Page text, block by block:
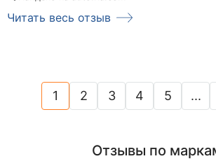
Читать весь отзыв
1(current)
2 3 4 5 ...
Отзывы по